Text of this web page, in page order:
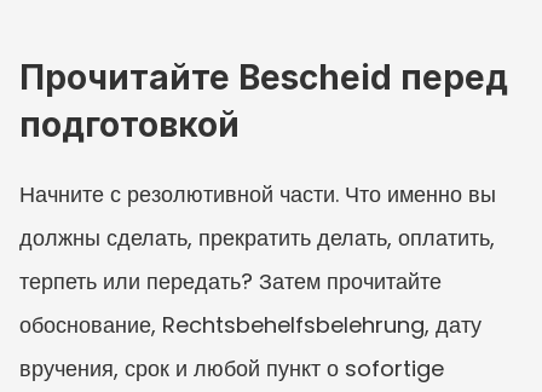
Прочитайте Bescheid перед
подготовкой
Начните с резолютивной части. Что именно вы
должны сделать, прекратить делать, оплатить,
терпеть или передать? Затем прочитайте
обоснование, Rechtsbehelfsbelehrung, дату
вручения, срок и любой пункт о sofortige